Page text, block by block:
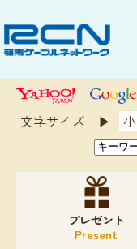
文字サイズ ▶︎ 小
プレゼント
Present